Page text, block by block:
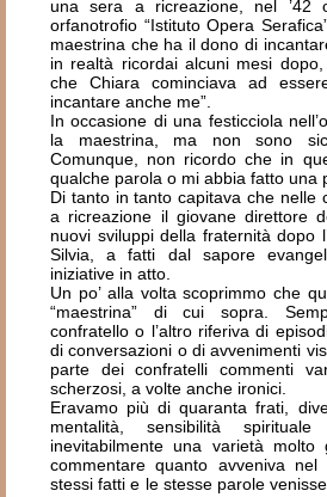
una sera a ricreazione, nel ’42
orfanotrofio “Istituto Opera
maestrina che ha il dono di
in realtà ricordai alcuni mesi
che Chiara cominciava ad
incantare anche me”.
In occasione di una festicciola
la maestrina, ma non sono
Comunque, non ricordo che in
qualche parola o mi abbia fatto una
Di tanto in tanto capitava che nelle
a ricreazione il giovane direttore
nuovi sviluppi della fraternità dopo
Silvia, a fatti dal sapore
iniziative in atto.
Un po’ alla volta scoprimmo che
“maestrina” di cui sopra.
confratello o l’altro riferiva di
di conversazioni o di avvenimenti
parte dei confratelli commenti
scherzosi, a volte anche ironici.
Eravamo più di quaranta frati,
mentalità, sensibilità
inevitabilmente una varietà
commentare quanto avveniva nel
stessi fatti e le stesse parole